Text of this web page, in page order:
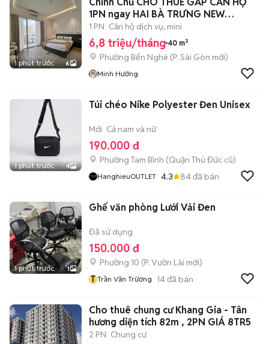
1 phút trước 6
1PN ngay HAI BÀ TRƯNG NEW
LUXURY
1 PN Căn hộ dịch vụ, mini
6,8 triệu/tháng 40 m²
Phường Bến Nghé (P. Sài Gòn mới)
Minh Hướng
1 phút trước 4
Túi chéo Nike Polyester Đen Unisex
Mới Cả nam và nữ
190.000 đ
Phường Tam Bình (Quận Thủ Đức cũ)
HanghieuOUTLET 4.3 84đã bán
1 phút trước 1
Ghế văn phòng Lưới Vải Đen
Đã sử dụng
150.000 đ
Phường 10 (P. Vườn Lài mới)
T Trần Văn Trừơng 14đã bán
Cho thuê chung cư Khang Gia - Tân
hương diện tích 82m , 2PN GIÁ 8TR5
2 PN Chung cư